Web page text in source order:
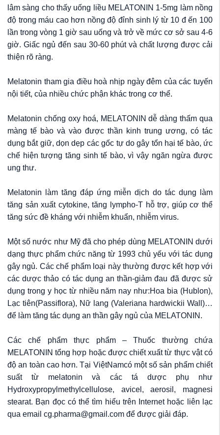
lâm sàng cho thấy uống liều MELATONIN 1-5mg làm nồng
độ trong máu cao hơn nồng độ đỉnh sinh lý từ 10 đ ến 100
lần trong vòng 1 giờ sau uống và trở về mức cơ sở sau 4-6
giờ. Giấc ngủ đến sau 30-60 phút và chất lượng được cải
thiện rõ ràng.
Melatonin tham gia điều hoà nhịp ngày đêm của các tuyến
nội tiết, của nhiều chức phận khác trong cơ thể.
Melatonin chống oxy hoá, MELATONIN dễ dàng thấm qua
màng tế bào và vào được thần kinh trung ương, có tác
dụng bắt giữ, dọn dẹp các gốc tự do gây tổn hại tế bào, ức
chế hiện tượng tăng sinh tế bào, vì vậy ngăn ngừa được
ung thư.
Melatonin làm tăng đáp ứng miễn dịch do tác dụng làm
tăng sản xuất cytokine, tăng lympho-T hỗ trợ, giúp cơ thể
tăng sức đề kháng với nhiễm khuẩn, nhiễm virus.
Một số nước như Mỹ đã cho phép dùng MELATONIN dưới
dạng thực phẩm chức năng từ 1993 chủ yếu với tác dụng
gây ngủ. Các chế phẩm loại này thường được kết hợp với
các dược thảo có tác dụng an thần-giảm đau đã được sử
dụng trong y học từ nhiều năm nay như:Hoa bia (Hublon),
Lạc tiên(Passiflora), Nữ lang (Valeriana hardwickii Wall)…
để làm tăng tác dụng an thần gây ngủ của MELATONIN.
Các chế phẩm thực phẩm – Thuốc thường chứa
MELATONIN tổng hợp hoặc được chiết xuất từ thực vật có
độ an toàn cao hơn. Tại ViệtNamcó một số sản phẩm chiết
suất từ melatonin và các tá dược phụ như
Hydroxypropylmethylcellulose, avicel, aerosil, magnesi
stearat. Bạn đọc có thể tìm hiểu trên Internet hoặc liên lạc
qua email cg.pharma@gmail.com để được giải đáp.